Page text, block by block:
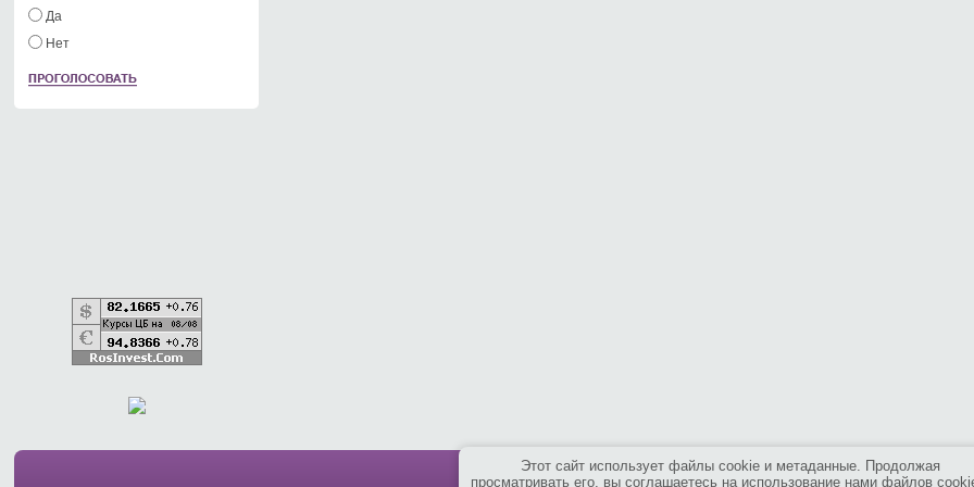
Этот сайт использует файлы cookie и метаданные. Продолжая
просматривать его, вы соглашаетесь на использование нами файлов
Да
Нет